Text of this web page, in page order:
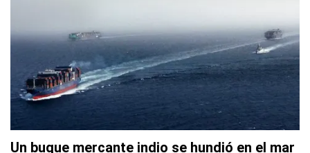
Un buque mercante indio se hundió en el mar